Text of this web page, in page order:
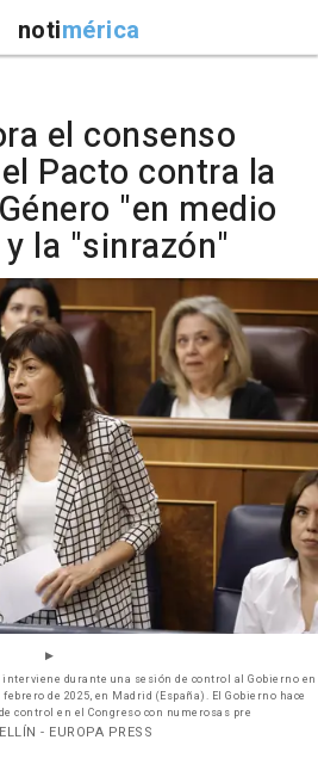
notimérica
el consenso
Pacto contra la
"en medio
la "sinrazón"
durante una sesión de control al Gobierno en
de 2025, en Madrid (España). El Gobierno hace
control en el Congreso con numerosas pre
- EUROPA PRESS